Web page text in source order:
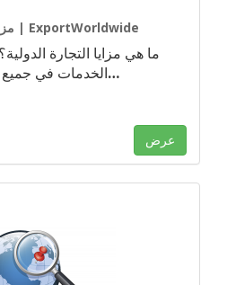
مزايا التجارة الدولية | ExportWorldwide
ما هي مزايا التجارة
الخدمات في جميع…
عرض